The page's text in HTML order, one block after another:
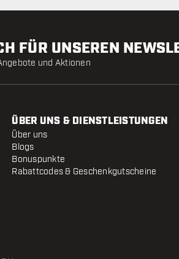
FÜR UNSEREN
und Aktionen
ÜBER UNS & DIENSTLEISTUNGEN
Über uns
Blogs
Bonuspunkte
Rabattcodes & Geschenkgutscheine